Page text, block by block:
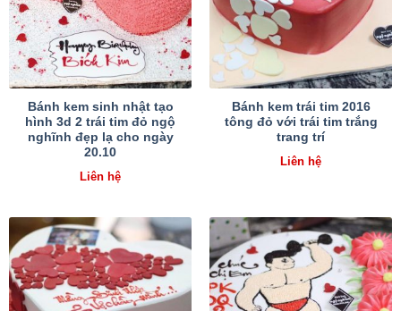
Bánh kem sinh nhật tạo
hình 3d 2 trái tim đỏ ngộ
nghĩnh đẹp lạ cho ngày
20.10
Liên hệ
Bánh kem trái tim 2016
tông đỏ với trái tim trắng
trang trí
Liên hệ